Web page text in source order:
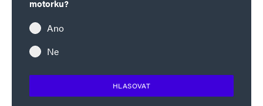
motorku?
Ano
Ne
HLASOVAT